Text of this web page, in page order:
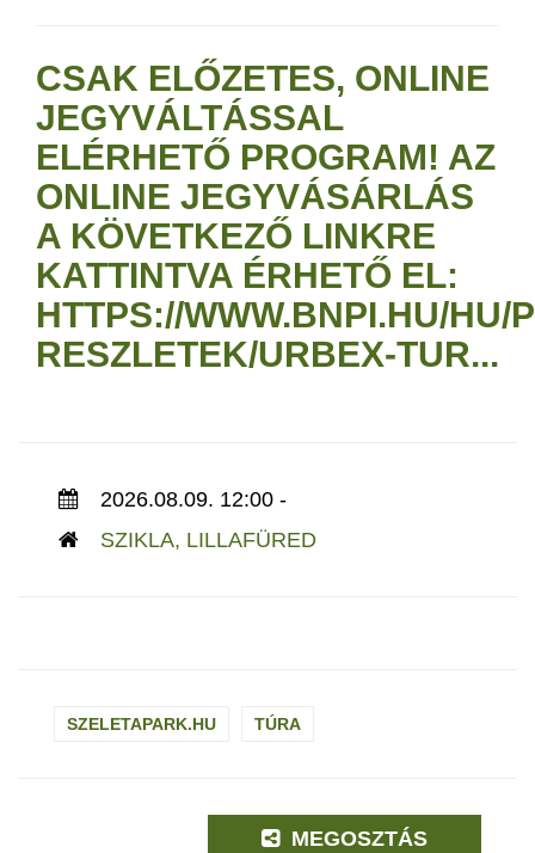
CSAK ELŐZETES, ONLINE
JEGYVÁLTÁSSAL
ELÉRHETŐ PROGRAM! AZ
ONLINE JEGYVÁSÁRLÁS
A KÖVETKEZŐ LINKRE
KATTINTVA ÉRHETŐ EL:
HTTPS://WWW.BNPI.HU/HU/
RESZLETEK/URBEX-TUR...
2026.08.09. 12:00 -
SZIKLA, LILLAFÜRED
SZELETAPARK.HU TÚRA
MEGOSZTÁS